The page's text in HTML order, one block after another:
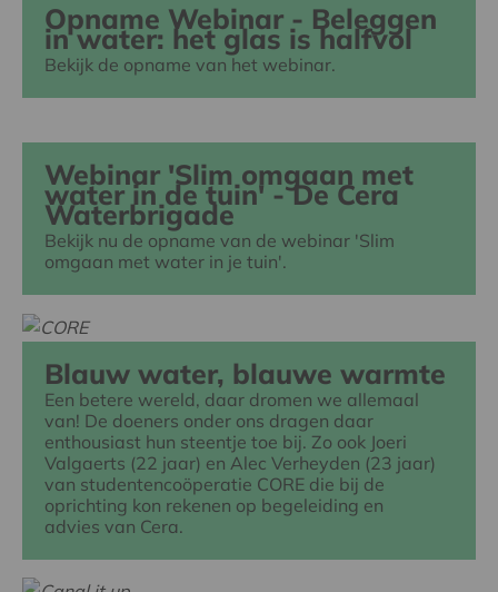
Opname Webinar - Beleggen
in water: het glas is halfvol
Bekijk de opname van het webinar.
Webinar 'Slim omgaan met
water in de tuin' - De Cera
Waterbrigade
Bekijk nu de opname van de webinar 'Slim
omgaan met water in je tuin'.
Blauw water, blauwe warmte
Een betere wereld, daar dromen we allemaal
van! De doeners onder ons dragen daar
enthousiast hun steentje toe bij. Zo ook Joeri
Valgaerts (22 jaar) en Alec Verheyden (23 jaar)
van studentencoöperatie CORE die bij de
oprichting kon rekenen op begeleiding en
advies van Cera.